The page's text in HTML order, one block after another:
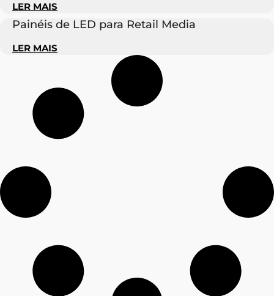
LER MAIS
Painéis de LED para Retail Media
LER MAIS